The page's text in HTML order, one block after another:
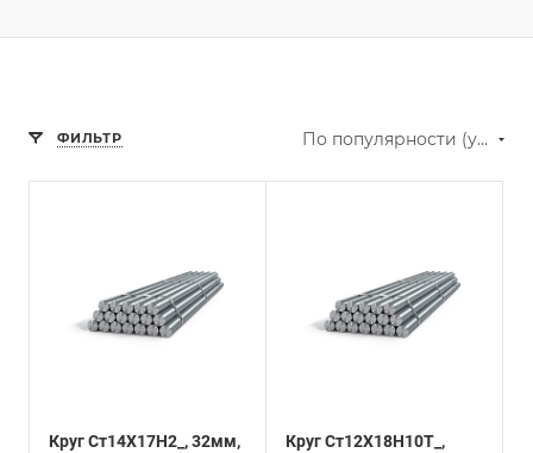
ФИЛЬТР По популярности (убывание)
Круг Ст14Х17Н2_, 32мм,
Круг Ст12Х18Н10Т_,